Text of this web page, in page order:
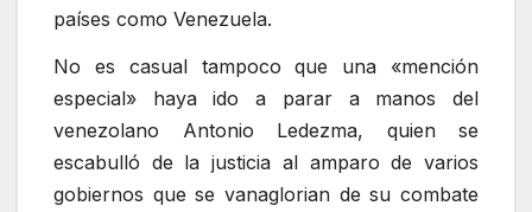
países como Venezuela.
No es casual tampoco que una «mención
especial» haya ido a parar a manos del
venezolano Antonio Ledezma, quien se
escabulló de la justicia al amparo de varios
gobiernos que se vanaglorian de su combate